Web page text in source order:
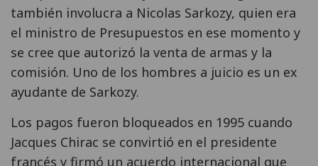
también involucra a Nicolas Sarkozy, quien era
el ministro de Presupuestos en ese momento y
se cree que autorizó la venta de armas y la
comisión. Uno de los hombres a juicio es un ex
ayudante de Sarkozy.
Los pagos fueron bloqueados en 1995 cuando
Jacques Chirac se convirtió en el presidente
francés y firmó un acuerdo internacional que